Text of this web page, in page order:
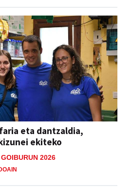
eta dantzaldia,
ekiteko
2026